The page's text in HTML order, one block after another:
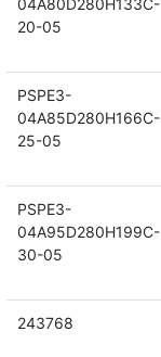
20-05
PSPE3-
04A85D280H166C-
25-05
PSPE3-
04A95D280H199C-
30-05
243768